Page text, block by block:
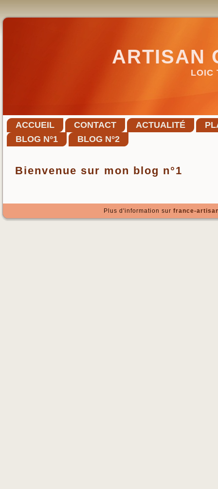
ARTISAN
LOIC
ACCUEIL CONTACT ACTUALITÉ
BLOG N°1
BLOG N°2
Bienvenue sur mon blog n°1
Plus d'information sur france-